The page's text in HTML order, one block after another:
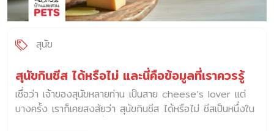
“จิตใจ” ของลาบราดอร์ — อ่อนโยน แม้จะมีแรงมาก ลักษณะ
สุนัข
สุนัขกินชีส ได้หรือไม่ และนี่คือข้อมูลที่เราควรรู้
เชื่อว่า เจ้าของสุนัขหลายท่าน เป็นสาย cheese’s lover แต่
บางครั้ง เราก็เคยสงสัยว่า สุนัขกินชีส ได้หรือไม่ ชีสเป็นหนึ่งใน